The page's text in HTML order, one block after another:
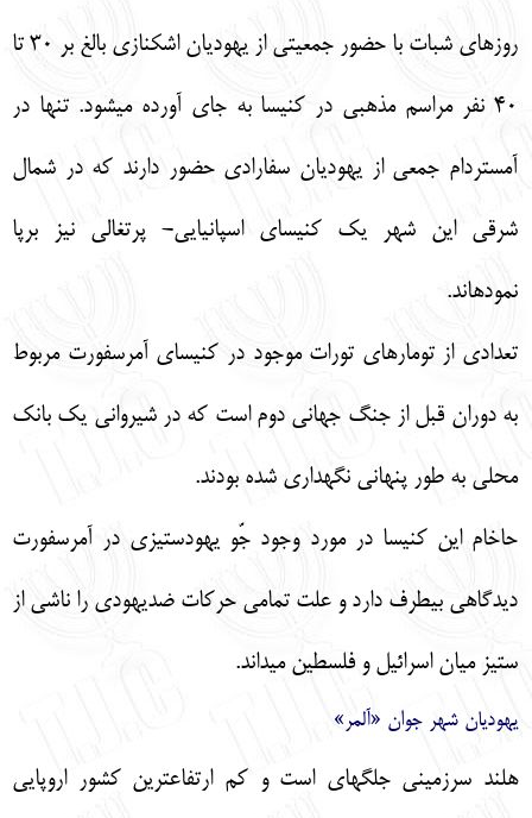
روزهاي شبات با حضور جمعيتي از يهوديان اشكنازي بالغ بر 30 تا
40 نفر مراسم مذهبي در كنيسا به جاي آورده مي‏شود. تنها در
آمستردام جمعي از يهوديان سفارادي حضور دارند كه در شمال
شرقي اين شهر يك كنيساي اسپانيايي- پرتغالي نيز برپا
نموده‏اند.
تعدادي از تومارهاي تورات موجود در كنيساي آمرسفورت مربوط
به دوران قبل از جنگ جهاني دوم است كه در شيرواني يك بانك
محلي به طور پنهاني نگهداري شده بودند.
حاخام اين كنيسا در مورد وجود جّو يهودستيزي در آمرسفورت
ديدگاهي بي‏طرف دارد و علت تمامي حركات ضديهودي را ناشي از
ستيز ميان اسرائيل و فلسطين مي‏داند.
يهوديان شهر جوان «آلمر»
هلند سرزميني جلگه‏اي است و كم ارتفاع‏ترين كشور اروپايي